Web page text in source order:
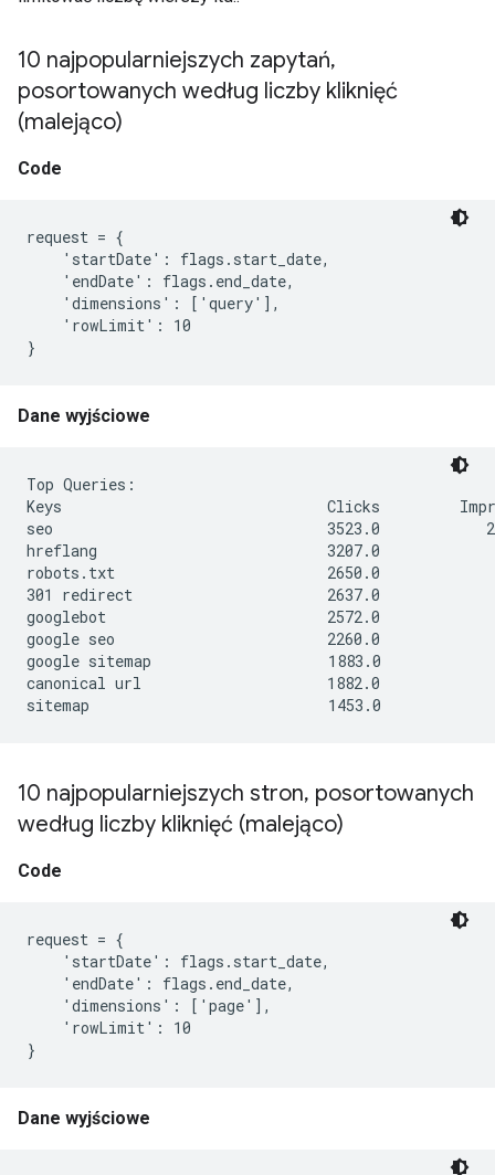
10 najpopularniejszych zapytań,
posortowanych według liczby kliknięć
(malejąco)
Code
request = {
    'startDate': flags.start_date,
    'endDate': flags.end_date,
    'dimensions': ['query'],
    'rowLimit': 10
Dane wyjściowe
Top Queries:
Keys                              Clicks
seo                               3523.0
hreflang                          3207.0
robots.txt                        2650.0
301 redirect                      2637.0
googlebot                         2572.0
google seo                        2260.0
google sitemap                    1883.0
canonical url                     1882.0
10 najpopularniejszych stron, posortowanych
według liczby kliknięć (malejąco)
Code
request = {
    'startDate': flags.start_date,
    'endDate': flags.end_date,
    'dimensions': ['page'],
    'rowLimit': 10
}
Dane wyjściowe